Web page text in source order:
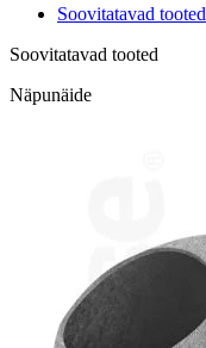
Soovitatavad tooted
Soovitatavad tooted
Näpunäide